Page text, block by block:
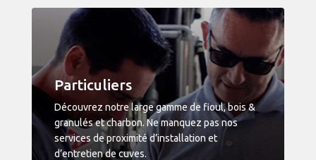
Particuliers
Découvrez notre large gamme de fioul, bois &
granulés et charbon. Ne manquez pas nos
services de proximité d’installation et
d’entretien de cuves.